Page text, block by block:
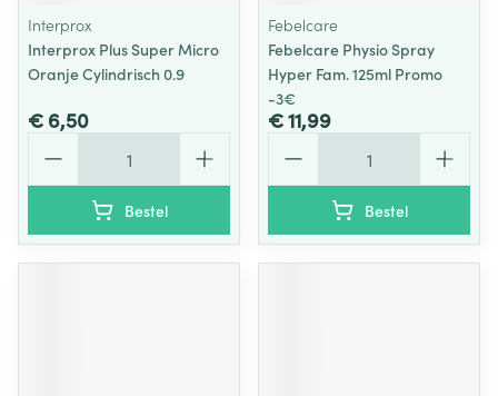
Interprox
Interprox Plus Super Micro
Oranje Cylindrisch 0.9
€ 6,50
Bestel
Febelcare
Febelcare Physio Spray
Hyper Fam. 125ml Promo
-3€
€ 11,99
Bestel